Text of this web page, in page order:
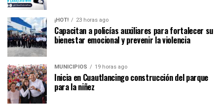
¡HOT! 23 horas ago
Capacitan a policías auxiliares para fortalecer su
bienestar emocional y prevenir la violencia
MUNICIPIOS 19 horas ago
Inicia en Cuautlancingo construcción del parque
para la niñez